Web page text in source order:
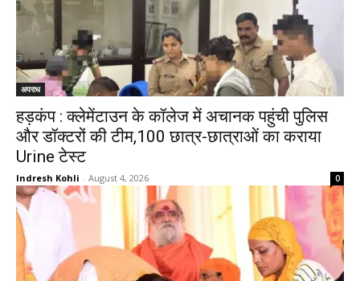
अपराध
हड़कंप : क्लेमेंटाउन के कॉलेज में अचानक पहुंची पुलिस
और डॉक्टरों की टीम,100 छात्र-छात्राओं का कराया
Urine टेस्ट
Indresh Kohli - August 4, 2026 0